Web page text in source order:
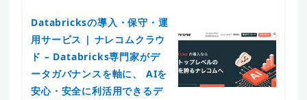
Databricksの導入・保守・運
用サービス | ナレコムクラウ
ド – Databricks専門家がデ
ータガバナンスを軸に、 AIを
安心・安全に利活用できるデ